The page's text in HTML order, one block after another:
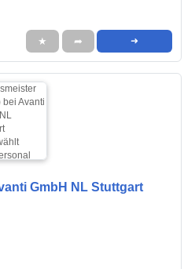
★ ➦ ➜
GmbH NL Stuttgart